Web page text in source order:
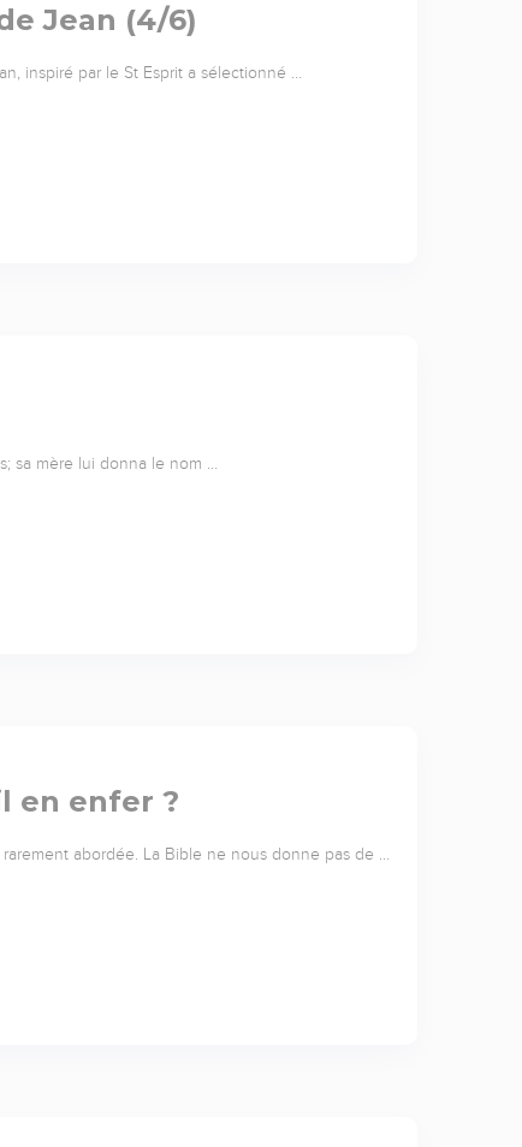
Jean (4/6)
inspiré par le St Esprit a sélectionné …
sa mère lui donna le nom …
en enfer ?
abordée. La Bible ne nous donne pas de …